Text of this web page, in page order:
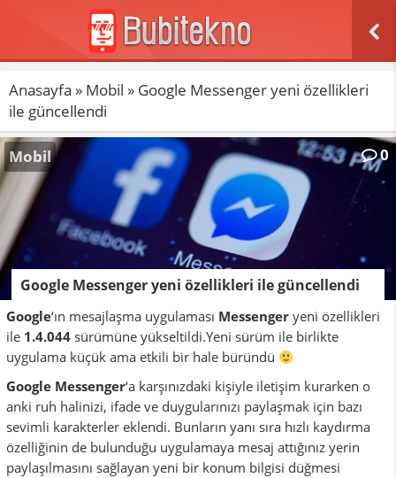
Anasayfa » Mobil » Google Messenger yeni özellikleri
ile güncellendi
Google Messenger yeni özellikleri ile güncellendi
Mobil 0
Google‘ın mesajlaşma uygulaması Messenger yeni özellikleri
ile 1.4.044 sürümüne yükseltildi.Yeni sürüm ile birlikte
uygulama küçük ama etkili bir hale büründü
Google Messenger‘a karşınızdaki kişiyle iletişim kurarken o
anki ruh halinizi, ifade ve duygularınızı paylaşmak için bazı
sevimli karakterler eklendi. Bunların yanı sıra hızlı kaydırma
özelliğinin de bulunduğu uygulamaya mesaj attığınız yerin
paylaşılmasını sağlayan yeni bir konum bilgisi düğmesi